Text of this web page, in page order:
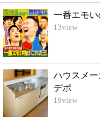
一番エモい
13view
ハウスメ
デポ
19view